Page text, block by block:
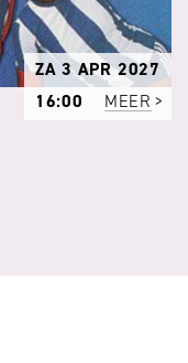
ZA 3 APR 2027
16:00
MEER